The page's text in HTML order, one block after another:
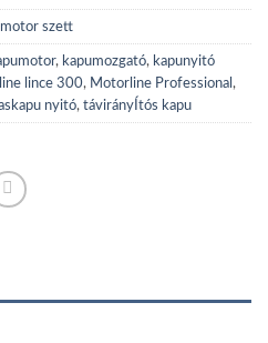
szett
, kapumozgató, kapunyitó
lince 300, Motorline Professional ,
nyitó, távirányÍtós kapu